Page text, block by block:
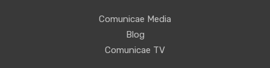
Comunicae Media
Blog
Comunicae TV